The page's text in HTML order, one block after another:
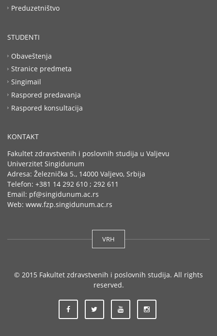
Preduzetništvo
STUDENTI
Obaveštenja
Stranice predmeta
Singimail
Raspored predavanja
Raspored konsultacija
KONTAKT
Fakultet zdravstvenih i poslovnih studija u Valjevu
Univerzitet Singidunum
Adresa: Železnička 5., 14000 Valjevo, Srbija
Telefon: +381 14 292 610 ; 292 611
Email: pf@singidunum.ac.rs
Web: www.fzp.singidunum.ac.rs
VRH
© 2015 Fakultet zdravstvenih i poslovnih studija. All rights
reserved.